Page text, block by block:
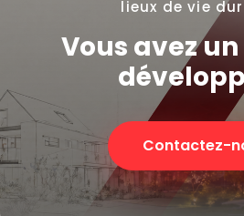
lieux de vie
Vous avez
Contactez-